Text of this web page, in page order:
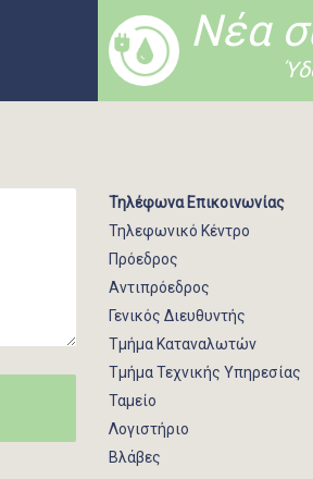
Νέα
Τηλέφωνα Επικοινωνίας
Τηλεφωνικό Κέντρο
Πρόεδρος
Αντιπρόεδρος
Γενικός Διευθυντής
Τμήμα Καταναλωτών
Τμήμα Τεχνικής Υπηρεσίας
Ταμείο
Λογιστήριο
Βλάβες